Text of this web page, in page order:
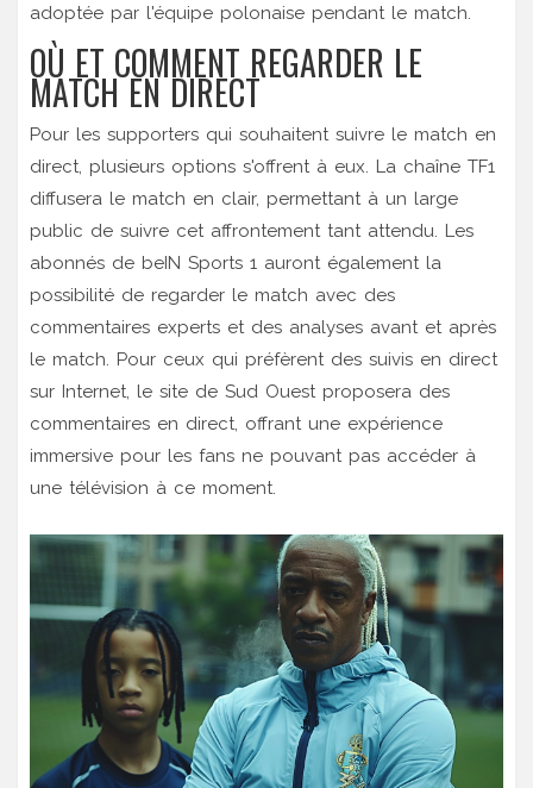
adoptée par l'équipe polonaise pendant le match.
OÙ ET COMMENT REGARDER LE
MATCH EN DIRECT
Pour les supporters qui souhaitent suivre le match en
direct, plusieurs options s'offrent à eux. La chaîne TF1
diffusera le match en clair, permettant à un large
public de suivre cet affrontement tant attendu. Les
abonnés de beIN Sports 1 auront également la
possibilité de regarder le match avec des
commentaires experts et des analyses avant et après
le match. Pour ceux qui préfèrent des suivis en direct
sur Internet, le site de Sud Ouest proposera des
commentaires en direct, offrant une expérience
immersive pour les fans ne pouvant pas accéder à
une télévision à ce moment.